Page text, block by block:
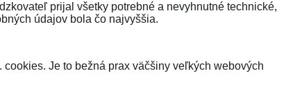
prijal všetky potrebné a nevyhnutné technické,
údajov bola čo najvyššia.
Je to bežná prax väčšiny veľkých webových